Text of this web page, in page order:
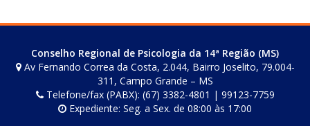
Conselho Regional de Psicologia da 14ª Região (MS)
Av Fernando Correa da Costa, 2.044, Bairro Joselito, 79.004-
311, Campo Grande – MS
Telefone/fax (PABX): (67) 3382-4801 | 99123-7759
Expediente: Seg. a Sex. de 08:00 às 17:00